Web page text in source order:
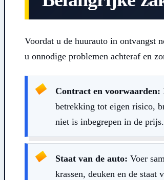
Voordat u de huurauto in ontvangst
u onnodige problemen achteraf en
Contract en voorwaarden:
betrekking tot eigen risico,
niet is inbegrepen in de prijs.
Staat van de auto: Voer
krassen, deuken en de staat